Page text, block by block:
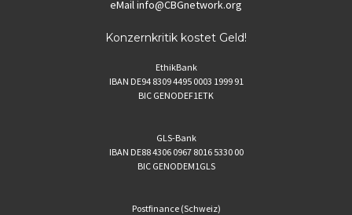
eMailinfo@CBGnetwork.org
Konzernkritik kostet Geld!
EthikBank
IBAN DE94 8309 4495 0003 1999 91
BIC GENODEF1ETK
GLS-Bank
IBAN DE88 4306 0967 8016 5330 00
BIC GENODEM1GLS
Postfinance (Schweiz)